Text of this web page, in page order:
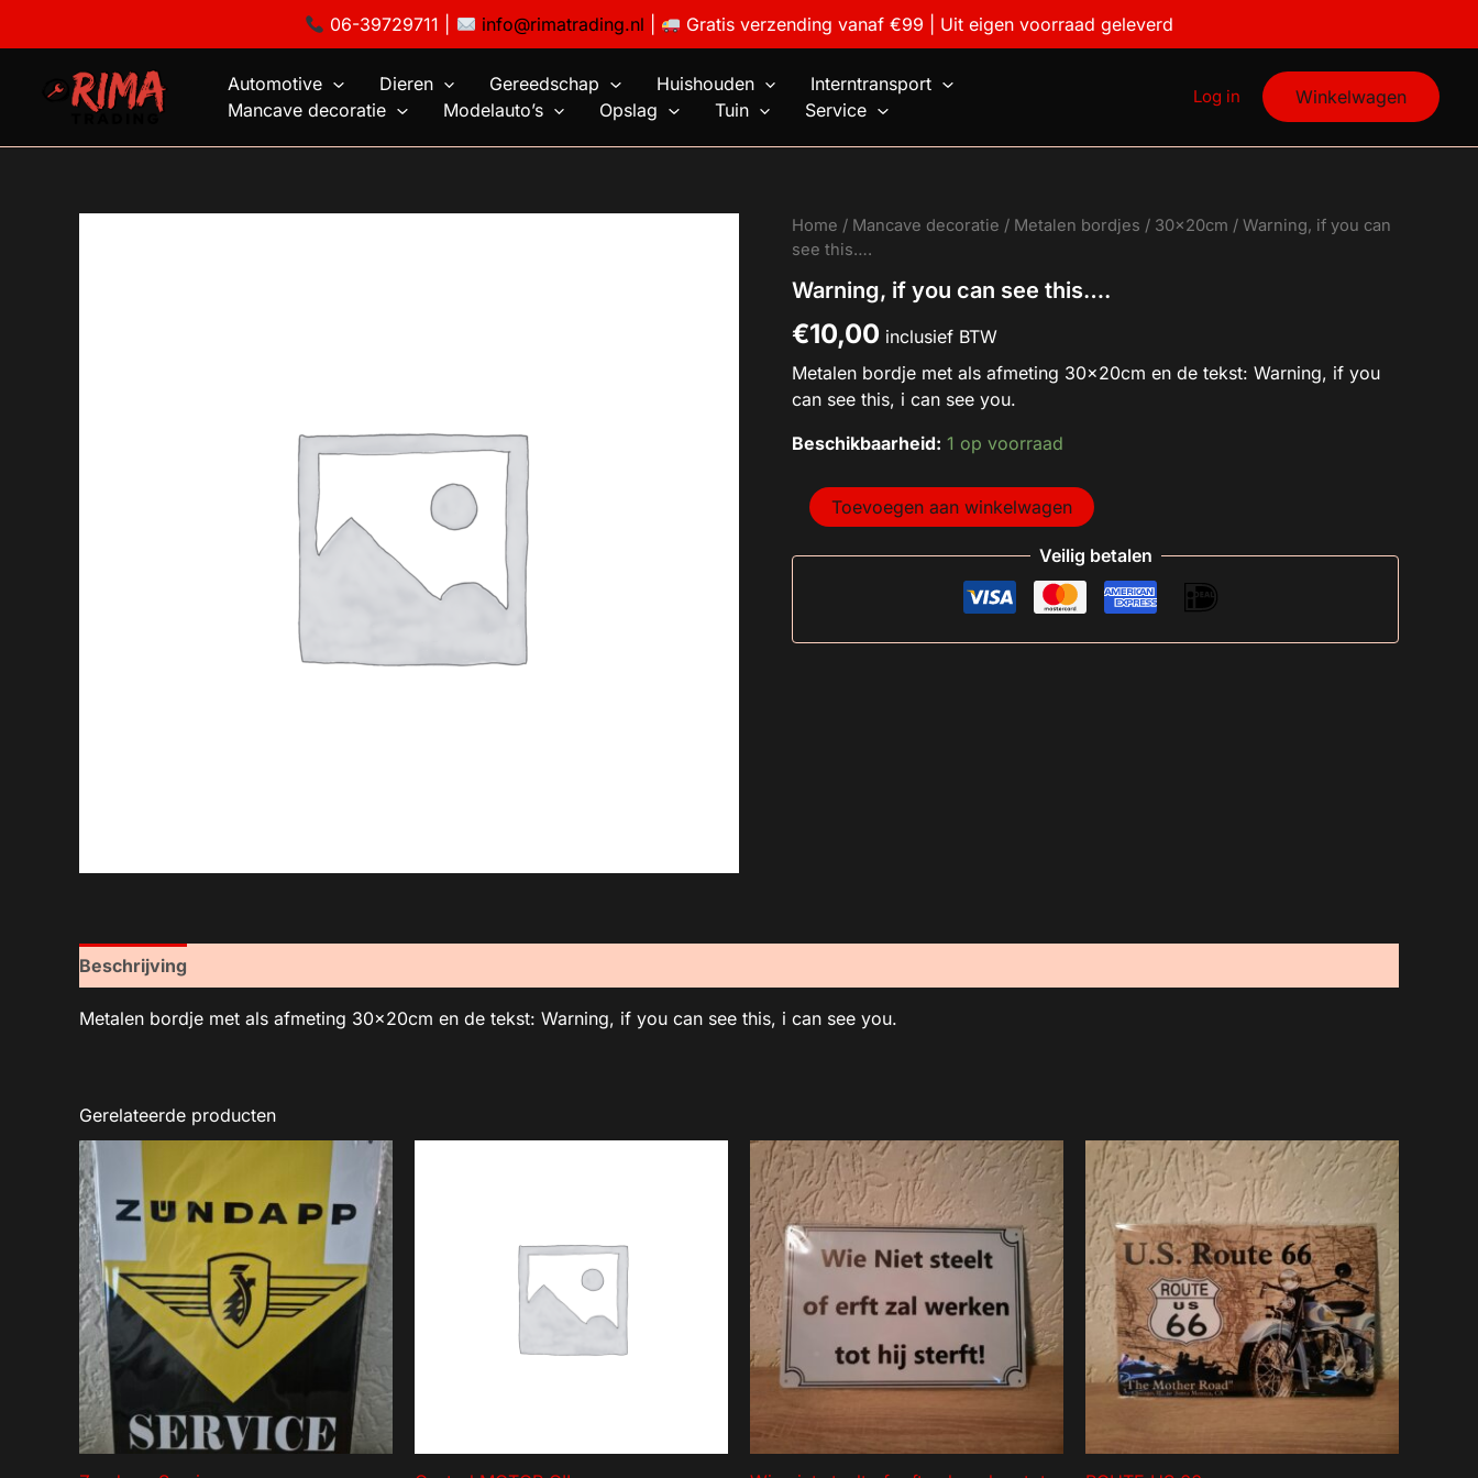
06-39729711 | info@rimatrading.nl Gratis verzending vanaf €99 | Uit eigen voorraad geleverd
inhoud
Automotive Dieren Gereedschap Huishouden
Interntransport
Mancave decoratie
Modelauto’s Opslag Tuin Service
Log in Winkelwagen
Home / Mancave decoratie / Metalen bordjes / 30x20cm / Warning, if you can
see this….
Warning, if you can see this….
€10,00 inclusief BTW
Metalen bordje met als afmeting 30x20cm en de tekst: Warning, if you
can see this, i can see you.
Beschikbaarheid: 1 op voorraad
Warning,
if
can
this....
Toevoegen aan winkelwagen
Veilig betalen
Beschrijving
Metalen bordje met als afmeting 30x20cm en de tekst: Warning, if you can see this, i can see you.
Gerelateerde producten
see